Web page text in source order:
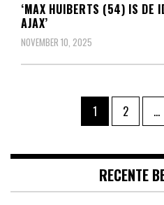
‘MAX HUIBERTS (54) IS DE
AJAX’
NOVEMBER 10, 2025
paginering
Pagina
1 Pagina
2 …
RECENTE